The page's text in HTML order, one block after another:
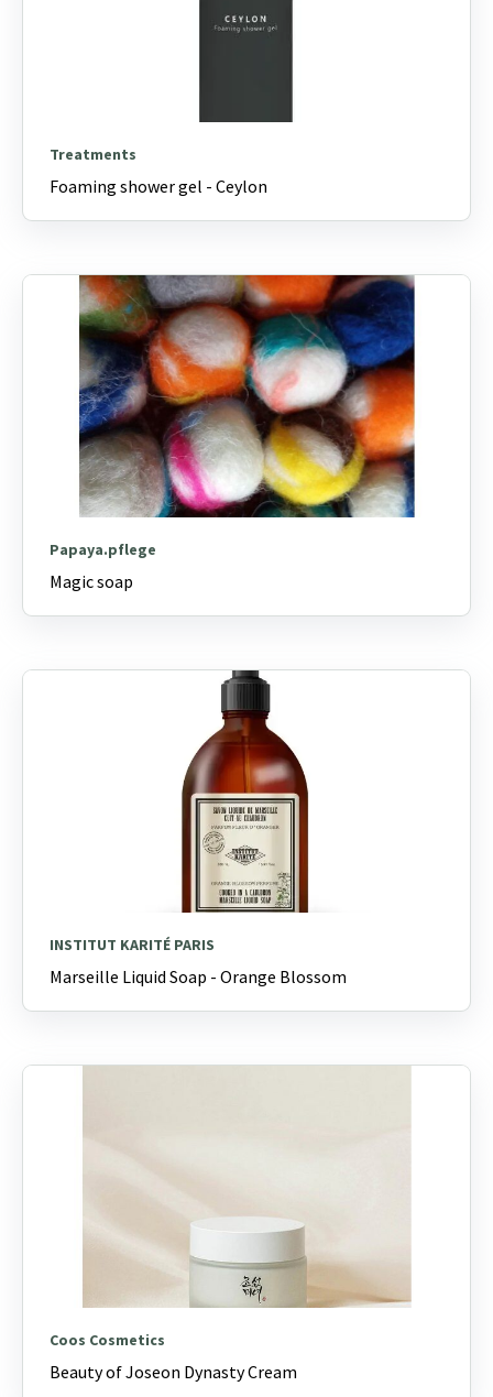
Treatments
Foaming shower gel - Ceylon
Papaya.pflege
Magic soap
INSTITUT KARITÉ PARIS
Marseille Liquid Soap - Orange Blossom
Coos Cosmetics
Beauty of Joseon Dynasty Cream